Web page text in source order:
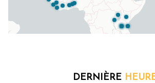
DERNIÈRE